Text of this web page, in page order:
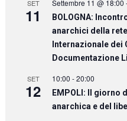
SET
11
Settembre 11 @ 18:00
BOLOGNA:
anarchici della
Internazionale dei
Documentazione
SET
12
10:00 -20:00
EMPOLI: Il giorno
anarchica e del